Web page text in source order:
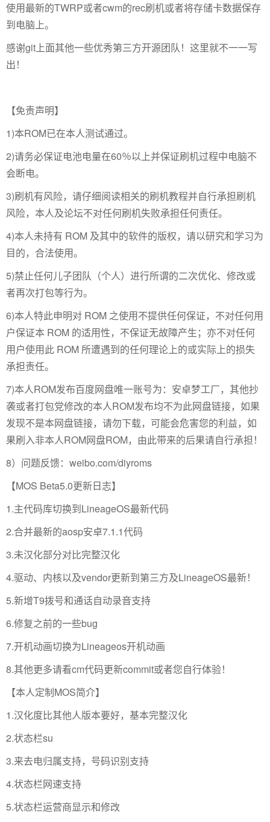
使用最新的TWRP或者cwm的rec刷机或者将存储卡数据保存
到电脑上。
感谢git上面其他一些优秀第三方开源团队！这里就不一一写
出！
【免责声明】
1)本ROM已在本人测试通过。
2)请务必保证电池电量在60％以上并保证刷机过程中电脑不
会断电。
3)刷机有风险，请仔细阅读相关的刷机教程并自行承担刷机
风险，本人及论坛不对任何刷机失败承担任何责任。
4)本人未持有 ROM 及其中的软件的版权，请以研究和学习为
目的，合法使用。
5)禁止任何儿子团队（个人）进行所谓的二次优化、修改或
者再次打包等行为。
6)本人特此申明对 ROM 之使用不提供任何保证，不对任何用
户保证本 ROM 的适用性，不保证无故障产生；亦不对任何
用户使用此 ROM 所遭遇到的任何理论上的或实际上的损失
承担责任。
7)本人ROM发布百度网盘唯一账号为：安卓梦工厂，其他抄
袭或者打包党修改的本人ROM发布均不为此网盘链接，如果
发现不是本网盘链接，请勿下载，可能会危害您的利益，如
果刷入非本人ROM网盘ROM，由此带来的后果请自行承担！
8）问题反馈：weibo.com/diyroms
【MOS Beta5.0更新日志】
1.主代码库切换到LineageOS最新代码
2.合并最新的aosp安卓7.1.1代码
3.未汉化部分对比完整汉化
4.驱动、内核以及vendor更新到第三方及LineageOS最新！
5.新增T9拨号和通话自动录音支持
6.修复之前的一些bug
7.开机动画切换为Lineageos开机动画
8.其他更多请看cm代码更新commit或者您自行体验！
【本人定制MOS简介】
1.汉化度比其他人版本要好，基本完整汉化
2.状态栏su
3.来去电归属支持，号码识别支持
4.状态栏网速支持
5.状态栏运营商显示和修改